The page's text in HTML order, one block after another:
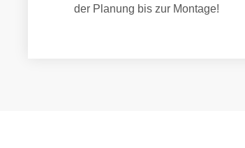
der Planung bis zur Montage!